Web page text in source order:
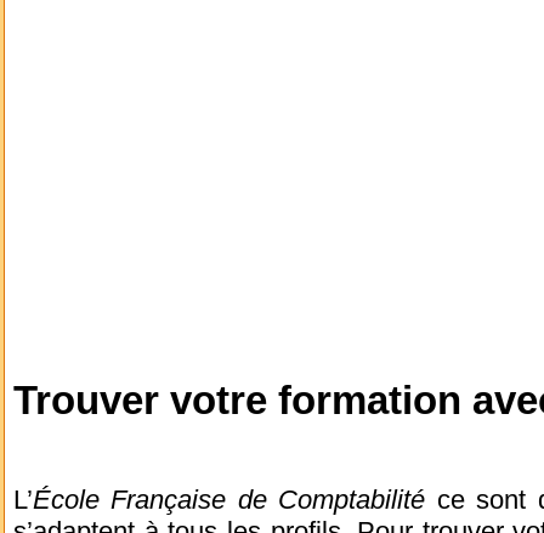
Trouver votre formation
L’École Française de Comptabilité ce sont